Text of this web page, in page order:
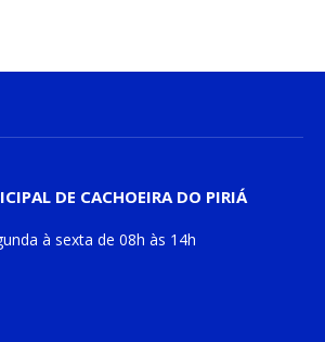
DE CACHOEIRA DO PIRIÁ
à sexta de 08h às 14h